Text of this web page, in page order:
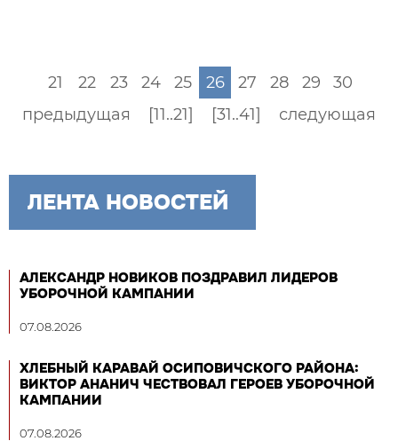
предыдущая [11..21]
21 22 23 24 25 26 27 28 29
30
[31..41]
следующая
ЛЕНТА НОВОСТЕЙ
АЛЕКСАНДР НОВИКОВ ПОЗДРАВИЛ ЛИДЕРОВ
УБОРОЧНОЙ КАМПАНИИ
07.08.2026
ХЛЕБНЫЙ КАРАВАЙ ОСИПОВИЧСКОГО РАЙОНА:
ВИКТОР АНАНИЧ ЧЕСТВОВАЛ ГЕРОЕВ УБОРОЧНОЙ
КАМПАНИИ
07.08.2026